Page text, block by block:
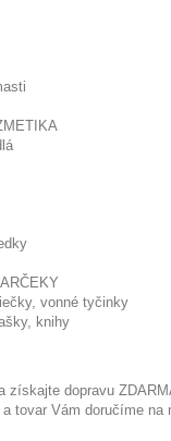
vonné tyčinky
knihy
získajte dopravu
tovar Vám doručíme na